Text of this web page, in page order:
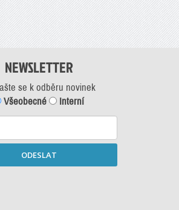
NEWSLETTER
se k odběru novinek
Všeobecné
Interní
ODESLAT